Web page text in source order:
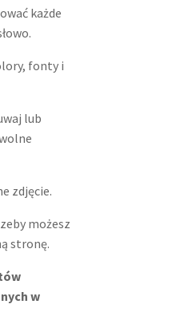
każde
fonty i
lub
zdjęcie.
możesz
stronę.
w